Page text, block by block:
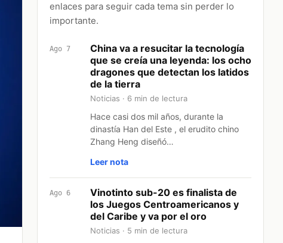
enlaces para seguir cada tema sin perder lo
importante.
Ago 7
China va a resucitar la tecnología
que se creía una leyenda: los ocho
dragones que detectan los latidos
de la tierra
Noticias · 6 min de lectura
Hace casi dos mil años, durante la
dinastía Han del Este , el erudito chino
Zhang Heng diseñó…
Leer nota
Ago 6
Vinotinto sub-20 es finalista de
los Juegos Centroamericanos y
del Caribe y va por el oro
Noticias · 5 min de lectura